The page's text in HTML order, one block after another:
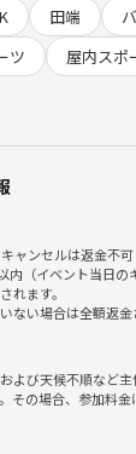
の確認）
信》というメ
田端
ツ
屋内スポ
ャンセルは返金不可
内（イベント当日
れます。
ない場合は全額返金
よび天候不順など
その場合、参加料金